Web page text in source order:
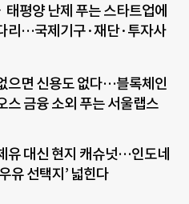
태평양 난제 푸는 스타트업에
리…국제기구·재단·투자사
으면 신용도 없다…블록체인
스 금융 소외 푸는 서울랩스
유 대신 현지 캐슈넛…인도네
유 선택지’ 넓힌다